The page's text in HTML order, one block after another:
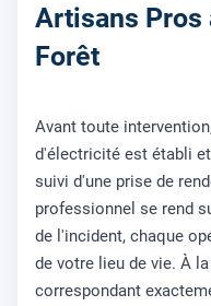
Artisans Pros
Forêt
Avant toute
d'électricité est établi
suivi d'une prise de
professionnel se rend
de l'incident, chaque
de votre lieu de vie. À
correspondant